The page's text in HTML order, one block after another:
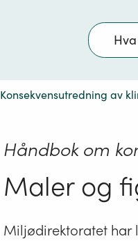
Søk
Konsekvensutredning av
Håndbok om
Maler og
Miljødirektoratet har